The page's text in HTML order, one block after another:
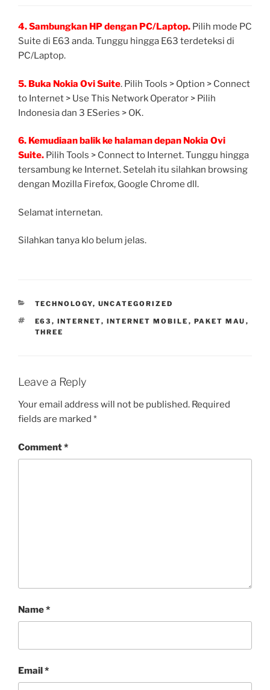
4. Sambungkan HP dengan PC/Laptop. Pilih mode PC
Suite di E63 anda. Tunggu hingga E63 terdeteksi di
PC/Laptop.
5. Buka Nokia Ovi Suite. Pilih Tools > Option > Connect
to Internet > Use This Network Operator > Pilih
Indonesia dan 3 ESeries > OK.
6. Kemudiaan balik ke halaman depan Nokia Ovi
Suite. Pilih Tools > Connect to Internet. Tunggu hingga
tersambung ke Internet. Setelah itu silahkan browsing
dengan Mozilla Firefox, Google Chrome dll.
Selamat internetan.
Silahkan tanya klo belum jelas.
CATEGORIES
TECHNOLOGY, UNCATEGORIZED
TAGS
E63 , INTERNET, INTERNET MOBILE , PAKET MAU ,
THREE
Leave a Reply
Your email address will not be published. Required
fields are marked *
Comment*
Name*
Email*